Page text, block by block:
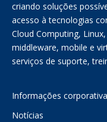
criando soluções
acesso à tecnologias
Cloud Computing,
middleware, mobile e
serviços de suporte,
Informações
Notícias